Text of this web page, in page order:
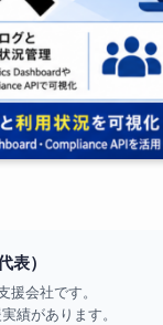
表）
会社です。
績があります。